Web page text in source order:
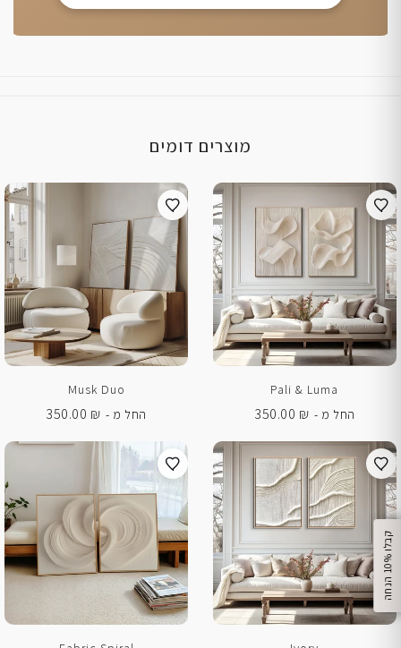
ק
ב
ל
ו
1
0
%
ה
נ
ח
ה
מוצרים דומים
Pali & Luma
החל מ -
350.00 ₪
Musk Duo
החל מ -
350.00 ₪